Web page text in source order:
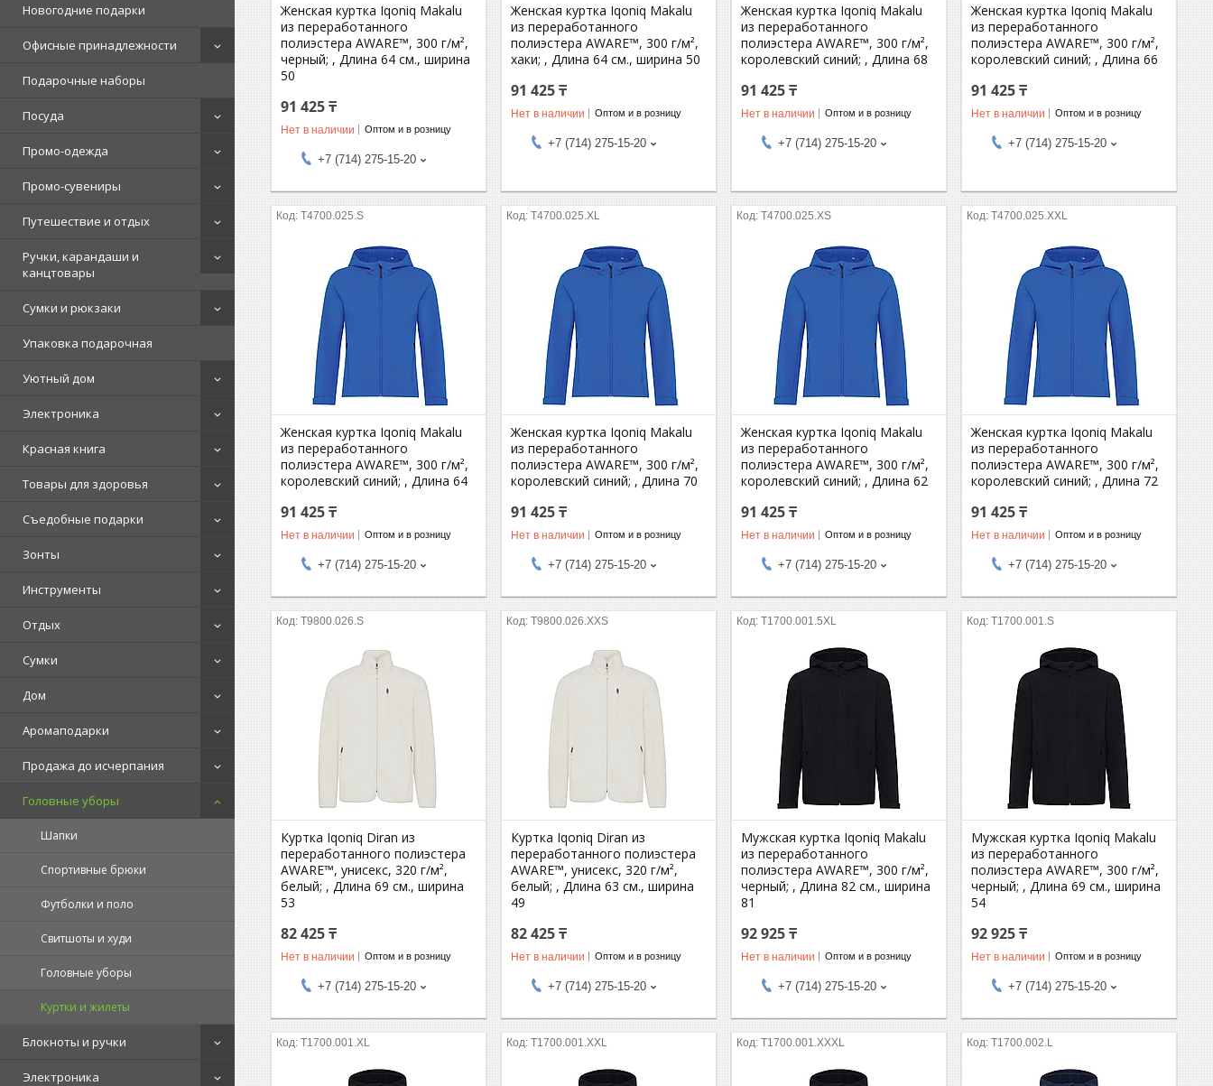
Новогодние подарки
Офисные принадлежности
Подарочные наборы
Посуда
Промо-одежда
Промо-сувениры
Путешествие и отдых
Ручки, карандаши и
канцтовары
Сумки и рюкзаки
Упаковка подарочная
Уютный дом
Электроника
Красная книга
Товары для здоровья
Съедобные подарки
Зонты
Инструменты
Отдых
Сумки
Дом
Аромаподарки
Продажа до исчерпания
Головные уборы
Шапки
Спортивные брюки
Футболки и поло
Свитшоты и худи
Головные уборы
Куртки и жилеты
Блокноты и ручки
Электроника
Женская куртка Iqoniq Makalu
из переработанного
полиэстера AWARE™, 300 г/м²,
черный; , Длина 64 см., ширина
50
91 425 ₸
Нет в наличии Оптом и в розницу
+7 (714) 275-15-20
Женская куртка Iqoniq Makalu
из переработанного
полиэстера AWARE™, 300 г/м²,
хаки; , Длина 64 см., ширина 50
91 425 ₸
Нет в наличии Оптом и в розницу
+7 (714) 275-15-20
Женская куртка Iqoniq Makalu
из переработанного
полиэстера AWARE™, 300 г/м²,
королевский синий; , Длина 68
91 425 ₸
Нет в наличии Оптом и в розницу
+7 (714) 275-15-20
Женская куртка Iqoniq Makalu
из переработанного
полиэстера AWARE™, 300 г/м²,
королевский синий; , Длина 66
91 425 ₸
Нет в наличии Оптом и в розницу
+7 (714) 275-15-20
T4700.025.S
Женская куртка Iqoniq Makalu
из переработанного
полиэстера AWARE™, 300 г/м²,
королевский синий; , Длина 64
91 425 ₸
Нет в наличии Оптом и в розницу
+7 (714) 275-15-20
T4700.025.XL
Женская куртка Iqoniq Makalu
из переработанного
полиэстера AWARE™, 300 г/м²,
королевский синий; , Длина 70
91 425 ₸
Нет в наличии Оптом и в розницу
+7 (714) 275-15-20
T4700.025.XS
Женская куртка Iqoniq Makalu
из переработанного
полиэстера AWARE™, 300 г/м²,
королевский синий; , Длина 62
91 425 ₸
Нет в наличии Оптом и в розницу
+7 (714) 275-15-20
T4700.025.XXL
Женская куртка Iqoniq Makalu
из переработанного
полиэстера AWARE™, 300 г/м²,
королевский синий; , Длина 72
91 425 ₸
Нет в наличии Оптом и в розницу
+7 (714) 275-15-20
T9800.026.S
Куртка Iqoniq Diran из
переработанного полиэстера
AWARE™, унисекс, 320 г/м²,
белый; , Длина 69 см., ширина
53
82 425 ₸
Нет в наличии Оптом и в розницу
+7 (714) 275-15-20
T9800.026.XXS
Куртка Iqoniq Diran из
переработанного полиэстера
AWARE™, унисекс, 320 г/м²,
белый; , Длина 63 см., ширина
49
82 425 ₸
Нет в наличии Оптом и в розницу
+7 (714) 275-15-20
T1700.001.5XL
Мужская куртка Iqoniq Makalu
из переработанного
полиэстера AWARE™, 300 г/м²,
черный; , Длина 82 см., ширина
81
92 925 ₸
Нет в наличии Оптом и в розницу
+7 (714) 275-15-20
T1700.001.S
Мужская куртка Iqoniq Makalu
из переработанного
полиэстера AWARE™, 300 г/м²,
черный; , Длина 69 см., ширина
54
92 925 ₸
Нет в наличии Оптом и в розницу
+7 (714) 275-15-20
T1700.001.XL T1700.001.XXL T1700.001.XXXL T1700.002.L